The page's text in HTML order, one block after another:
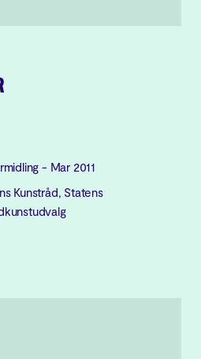
- Mar 2011
Kunstråd, Statens